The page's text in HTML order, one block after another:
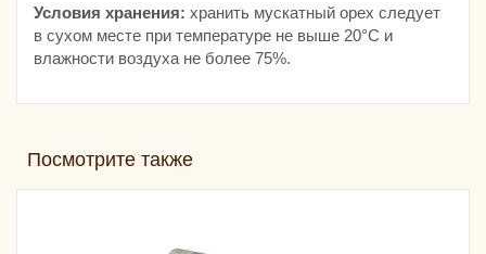
Условия хранения: хранить мускатный орех следует
в сухом месте при температуре не выше 20°С и
влажности воздуха не более 75%.
Посмотрите также